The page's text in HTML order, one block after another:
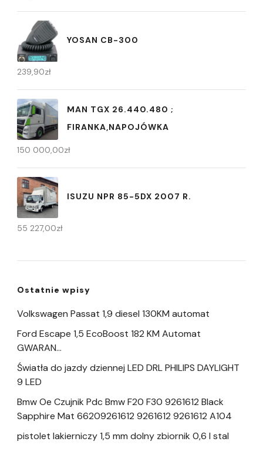
YOSAN CB-300
239,90zł
MAN TGX 26.440.480 ;
FIRANKA,NAPOJÓWKA
150 000,00zł
ISUZU NPR 85-5DX 2007 R.
55 227,00zł
Ostatnie wpisy
Volkswagen Passat 1,9 diesel 130KM automat
Ford Escape 1,5 EcoBoost 182 KM Automat
GWARAN…
Światła do jazdy dziennej LED DRL PHILIPS DAYLIGHT
9 LED
Bmw Oe Czujnik Pdc Bmw F20 F30 9261612 Black
Sapphire Mat 66209261612 9261612 9261612 A104
pistolet lakierniczy 1,5 mm dolny zbiornik 0,6 l stal